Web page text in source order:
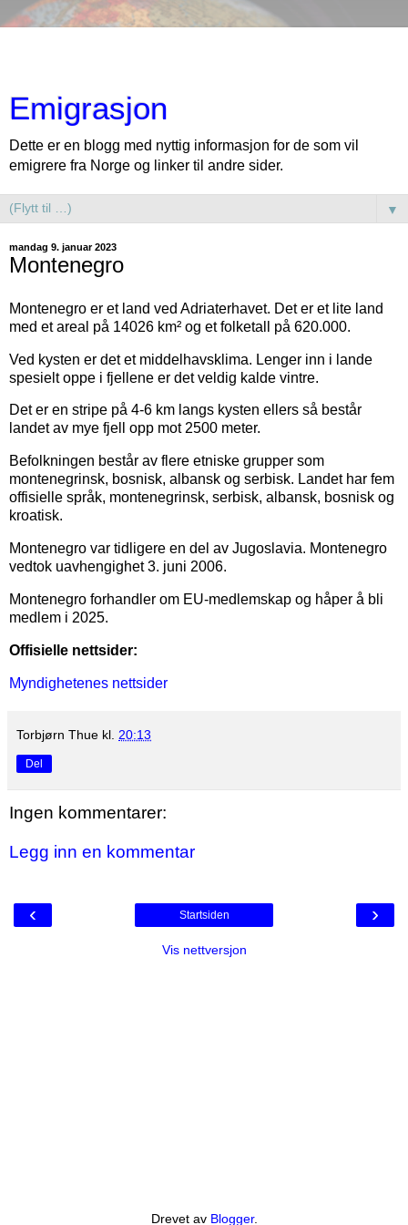
Emigrasjon
Dette er en blogg med nyttig informasjon for de som vil
emigrere fra Norge og linker til andre sider.
▼
mandag 9. januar 2023
Montenegro
Montenegro er et land ved Adriaterhavet. Det er et lite land
med et areal på 14026 km² og et folketall på 620.000.
Ved kysten er det et middelhavsklima. Lenger inn i lande
spesielt oppe i fjellene er det veldig kalde vintre.
Det er en stripe på 4-6 km langs kysten ellers så består
landet av mye fjell opp mot 2500 meter.
Befolkningen består av flere etniske grupper som
montenegrinsk, bosnisk, albansk og serbisk. Landet har fem
offisielle språk, montenegrinsk, serbisk, albansk, bosnisk og
kroatisk.
Montenegro var tidligere en del av Jugoslavia. Montenegro
vedtok uavhengighet 3. juni 2006.
Montenegro forhandler om EU-medlemskap og håper å bli
medlem i 2025.
Offisielle nettsider:
Myndighetenes nettsider
Torbjørn Thue kl. 20:13
Del
Ingen kommentarer:
Legg inn en kommentar
‹ ›
Startsiden
Vis nettversjon
Drevet av Blogger.